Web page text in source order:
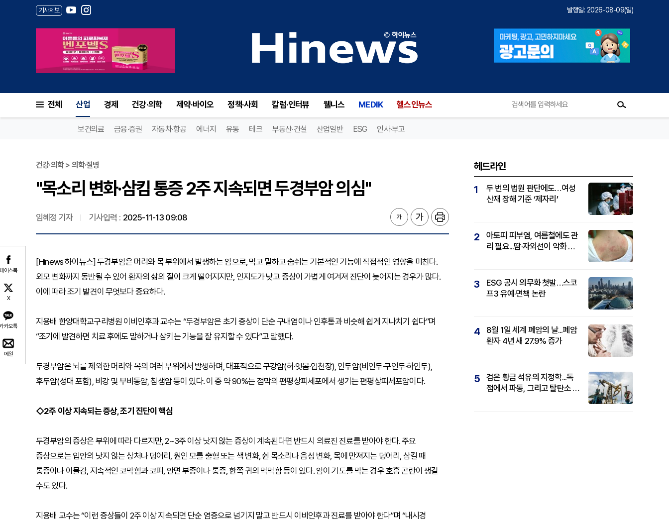
기사제보 발행일: 2026-08-09(일)
전체 산업 경제 건강·의학 제약·바이오 정책·사회 칼럼·인터뷰 웰니스 MEDIK 헬스인뉴스
보건의료 금융·증권 자동차·항공 에너지 유통 테크 부동산·건설 산업일반 ESG 인사·부고
이스북
X
카오톡
메일
건강·의학 > 의학·질병
"목소리 변화·삼킴 통증 2주 지속되면 두경부암 의심"
임혜정 기자 기사입력 : 2025-11-13 09:08
[Hinews 하이뉴스] 두경부암은 머리와 목 부위에서 발생하는 암으로, 먹고 말하고 숨쉬는 기본적인 기능에 직접적인 영향을 미친다.
외모 변화까지 동반될 수 있어 환자의 삶의 질이 크게 떨어지지만, 인지도가 낮고 증상이 가볍게 여겨져 진단이 늦어지는 경우가 많다.
이에 따라 조기 발견이 무엇보다 중요하다.
지용배 한양대학교구리병원 이비인후과 교수는 “두경부암은 초기 증상이 단순 구내염이나 인후통과 비슷해 쉽게 지나치기 쉽다”며
“조기에 발견하면 치료 후에도 말하거나 삼키는 기능을 잘 유지할 수 있다”고 말했다.
두경부암은 뇌를 제외한 머리와 목의 여러 부위에서 발생하며, 대표적으로 구강암(혀·잇몸·입천장), 인두암(비인두·구인두·하인두),
후두암(성대 포함), 비강 및 부비동암, 침샘암 등이 있다. 이 중 약 90%는 점막의 편평상피세포에서 생기는 편평상피세포암이다.
◇2주 이상 지속되는 증상, 조기 진단이 핵심
두경부암의 증상은 부위에 따라 다르지만, 2~3주 이상 낫지 않는 증상이 계속된다면 반드시 의료진 진료를 받아야 한다. 주요
증상으로는 입안의 낫지 않는 상처나 덩어리, 원인 모를 출혈 또는 색 변화, 쉰 목소리나 음성 변화, 목에 만져지는 덩어리, 삼킬 때
통증이나 이물감, 지속적인 코막힘과 코피, 안면 부종이나 통증, 한쪽 귀의 먹먹함 등이 있다. 암이 기도를 막는 경우 호흡 곤란이 생길
수도 있다.
지용배 교수는 “이런 증상들이 2주 이상 지속되면 단순 염증으로 넘기지 말고 반드시 이비인후과 진료를 받아야 한다”며 “내시경
헤드라인
1
두 번의 법원 판단에도…여성
산재 장해 기준 ‘제자리’
2
아토피 피부염, 여름철에도 관
리 필요...땀·자외선이 악화 요
3
ESG 공시 의무화 첫발…스코
프3 유예·면책 논란
4
8월 1일 세계 폐암의 날...폐암
환자 4년 새 27.9% 증가
5
검은 황금 석유의 지정학...독
점에서 파동, 그리고 탈탄소 패